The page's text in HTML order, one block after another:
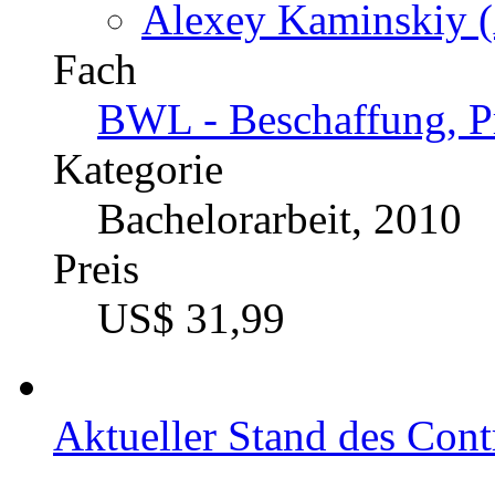
Alexey Kaminskiy
Fach
BWL - Beschaffung,
Kategorie
Bachelorarbeit, 2010
Preis
US$ 31,99
Aktueller Stand des